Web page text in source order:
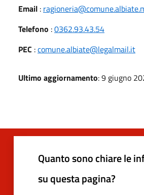
Email :
Telefono :0362.93.43.54
PEC :comune.albiate@legalmail.it
Ultimo aggiornamento: 9 giugno
Quanto sono chiare le
su questa pagina?